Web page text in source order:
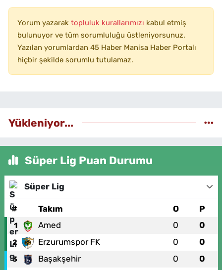
Yorum yazarak topluluk kurallarımızı kabul etmiş
bulunuyor ve tüm sorumluluğu üstleniyorsunuz.
Yazılan yorumlardan 45 Haber Manisa Haber Portalı
hiçbir şekilde sorumlu tutulamaz.
Yükleniyor...
Süper Lig Puan Durumu
Süper Lig
# Takım O P
1 Amed 0 0
2 Erzurumspor FK 0 0
3 Başakşehir 0 0